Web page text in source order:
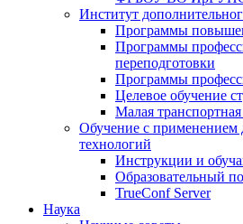
Институт
Программы
Программы
переподготовки
Программы
Целевое обучение
Малая
Обучение с применением
технологий
Инструкции и
Образовательный
TrueConf Server
Наука